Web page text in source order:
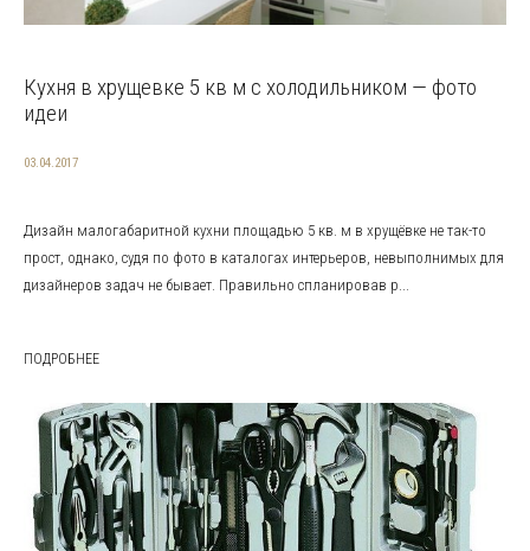
Кухня в хрущевке 5 кв м с холодильником — фото
идеи
03.04.2017
Дизайн малогабаритной кухни площадью 5 кв. м в хрущёвке не так-то
прост, однако, судя по фото в каталогах интерьеров, невыполнимых для
дизайнеров задач не бывает. Правильно спланировав р...
ПОДРОБНЕЕ